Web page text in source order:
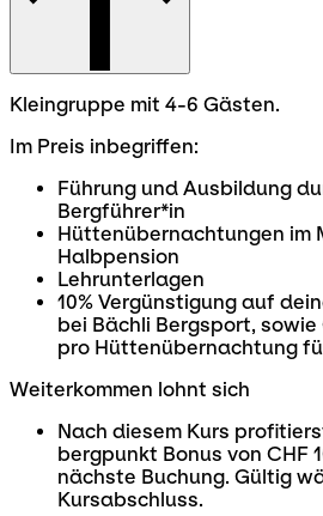
Kleingruppe mit 4-6 Gästen.
Im Preis inbegriffen:
Führung und Ausbildung
Bergführer*in
Hüttenübernachtungen im
Halbpension
Lehrunterlagen
10% Vergünstigung auf
bei Bächli Bergsport, sowie
pro Hüttenübernachtung
Weiterkommen lohnt sich
Nach diesem Kurs
bergpunkt Bonus von CHF
nächste Buchung. Gültig
Kursabschluss.